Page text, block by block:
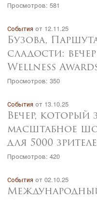
Просмотров: 581
События от 12.11.25
Бузова,
сладости:
Wellness
Просмотров: 350
События от 13.10.25
Вечер,
масштабное
для 5000
Просмотров: 420
События от 02.10.25